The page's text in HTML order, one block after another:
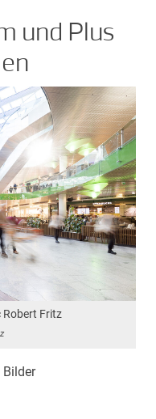
und Plus
Robert Fritz
Bilder